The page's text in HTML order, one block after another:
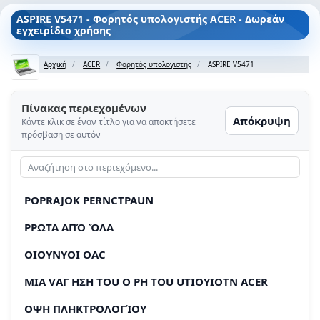
ASPIRE V5471 - Φορητός υπολογιστής ACER - Δωρεάν
εγχειρίδιο χρήσης
Αρχική ACER Φορητός υπολογιστής ASPIRE V5471
Πίνακας περιεχομένων
Κάντε κλικ σε έναν τίτλο για να αποκτήσετε
πρόσβαση σε αυτόν
Απόκρυψη
POPRAJOK PERNCTPAUN
PPΩΤΑ ΑΠΌ ὌΛΑ
OIOYNYOI OAC
MIA VΑΓ ΗΣΗ TOU O PΗ TOU UTIOYIOTN ACER
OΨΗ ΠΛΗΚΤΡΟΛΟΓΊΟΥ